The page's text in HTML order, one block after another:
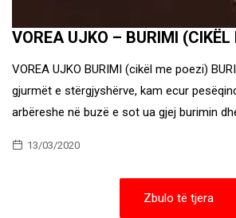
VOREA UJKO – BURIMI (CIKËL
VOREA UJKO BURIMI (cikël me poezi)
gjurmët e stërgjyshërve, kam ecur
arbëreshe në buzë e sot ua gjej burimin
13/03/2020
Zbulo të tjera